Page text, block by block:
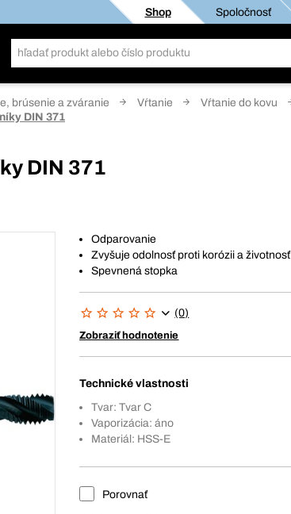
Shop Spoločnosť
brúsenie a zváranie Vŕtanie Vŕtanie do kovu
DIN 371
DIN 371
Odparovanie
Zvyšuje odolnosť proti korózii a životnosť
Spevnená stopka
(0)
Zobraziť hodnotenie
Technické vlastnosti
Tvar: Tvar C
Vaporizácia: áno
Materiál: HSS-E
Porovnať